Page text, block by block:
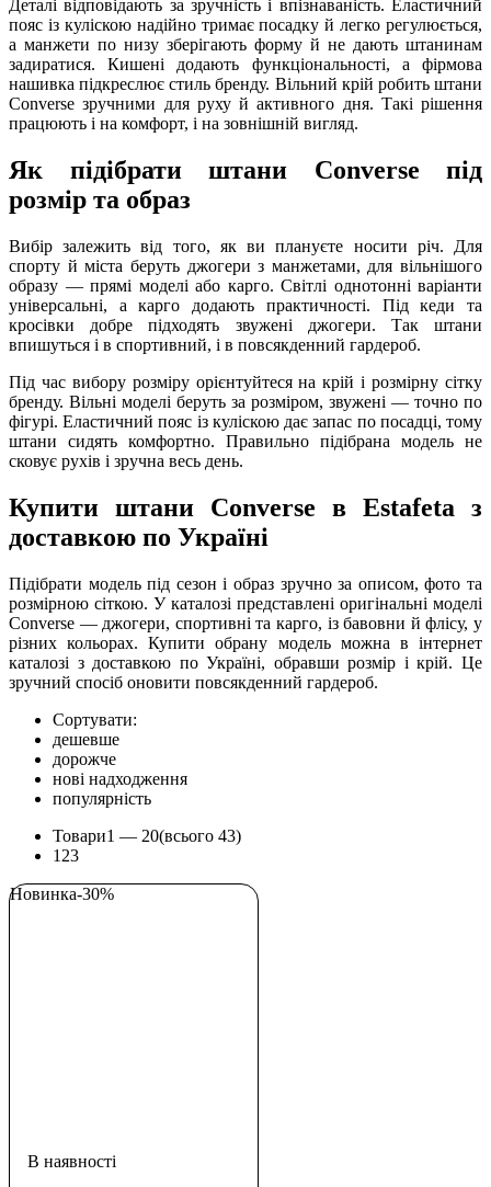
Деталі відповідають за зручність і впізнаваність. Еластичний
пояс із куліскою надійно тримає посадку й легко регулюється,
а манжети по низу зберігають форму й не дають штанинам
задиратися. Кишені додають функціональності, а фірмова
нашивка підкреслює стиль бренду. Вільний крій робить штани
Converse зручними для руху й активного дня. Такі рішення
працюють і на комфорт, і на зовнішній вигляд.
Як підібрати штани Converse під
розмір та образ
Вибір залежить від того, як ви плануєте носити річ. Для
спорту й міста беруть джогери з манжетами, для вільнішого
образу — прямі моделі або карго. Світлі однотонні варіанти
універсальні, а карго додають практичності. Під кеди та
кросівки добре підходять звужені джогери. Так штани
впишуться і в спортивний, і в повсякденний гардероб.
Під час вибору розміру орієнтуйтеся на крій і розмірну сітку
бренду. Вільні моделі беруть за розміром, звужені — точно по
фігурі. Еластичний пояс із куліскою дає запас по посадці, тому
штани сидять комфортно. Правильно підібрана модель не
сковує рухів і зручна весь день.
Купити штани Converse в Estafeta з
доставкою по Україні
Підібрати модель під сезон і образ зручно за описом, фото та
розмірною сіткою. У каталозі представлені оригінальні моделі
Converse — джогери, спортивні та карго, із бавовни й флісу, у
різних кольорах. Купити обрану модель можна в інтернет
каталозі з доставкою по Україні, обравши розмір і крій. Це
зручний спосіб оновити повсякденний гардероб.
Сортувати:
дешевше
дорожче
нові надходження
популярність
Товари1 — 20(всього 43)
1 23
Новинка-30%